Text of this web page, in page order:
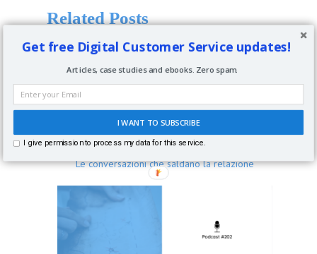
Related Posts
Le conversazioni che saldano la relazione
Get free Digital Customer Service updates!
I WANT TO SUBSCRIBE
I give permission to process my data for this service.
Articles, case studies and ebooks. Zero spam.